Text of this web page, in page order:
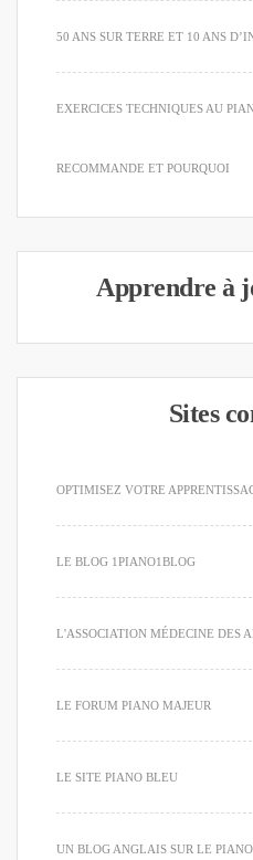
50 ANS SUR TERRE ET 10 ANS
EXERCICES TECHNIQUES AU
RECOMMANDE ET POURQUOI
Apprendre à
Sites
OPTIMISEZ VOTRE
LE BLOG 1PIANO1BLOG
L'ASSOCIATION MÉDECINE DES
LE FORUM PIANO MAJEUR
LE SITE PIANO BLEU
UN BLOG ANGLAIS SUR LE PIANO